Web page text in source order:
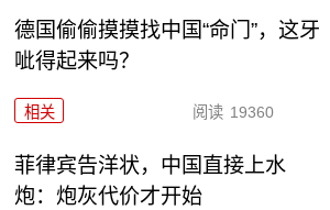
德国偷偷摸摸找中国“命门”，这牙
呲得起来吗？
相关 阅读 19360
菲律宾告洋状，中国直接上水
炮：炮灰代价才开始